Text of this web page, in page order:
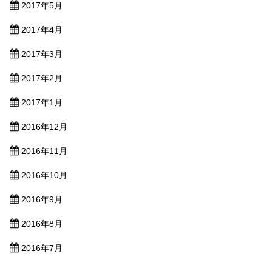
2017年5月
2017年4月
2017年3月
2017年2月
2017年1月
2016年12月
2016年11月
2016年10月
2016年9月
2016年8月
2016年7月